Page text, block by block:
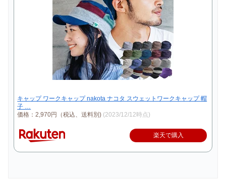
キャップ ワークキャップ nakota ナコタ スウェットワークキャップ 帽
子 …
価格：2,970円（税込、送料別) (2023/12/12時点)
楽天で購入